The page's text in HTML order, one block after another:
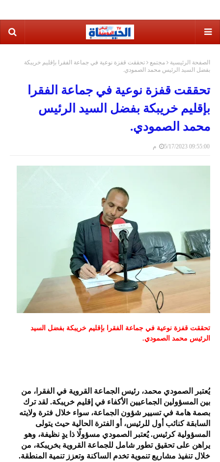
الصفحة الرئيسية مجتمع
تحققت قفزة نوعية في جماعة الفقرا بإقليم خريبكة
بفضل السيد الرئيس محمد الصمودي.
تحققت قفزة نوعية في جماعة الفقرا
بإقليم خريبكة بفضل السيد الرئيس
محمد الصمودي.
5/17/2023 09:55:00 م
تحققت قفزة نوعية في جماعة الفقرا بإقليم خريبكة بفضل السيد
الرئيس محمد الصمودي.
يُعتبر الصمودي محمد، رئيس الجماعة القروية في الفقرا، من
بين المسؤولين الجماعيين الأكفاء في إقليم خريبكة. لقد ترك
بصمة هامة في تسيير شؤون الجماعة، سواء خلال فترة ولايته
السابقة كنائب أول للرئيس، أو الفترة الحالية حيث يتولى
المسؤولية كرئيس. يُعتبر الصمودي مسؤولًا ذا يدٍ نظيفة، وهو
يراهن على تحقيق تطور شامل للجماعة القروية بخريبكة، من
خلال تنفيذ مشاريع تنموية تخدم الساكنة وتعزز تنمية المنطقة.